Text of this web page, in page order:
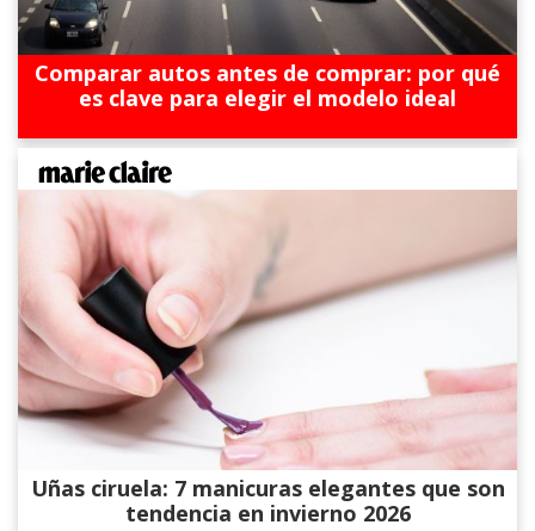
Comparar autos antes de comprar: por qué
es clave para elegir el modelo ideal
Uñas ciruela: 7 manicuras elegantes que son
tendencia en invierno 2026